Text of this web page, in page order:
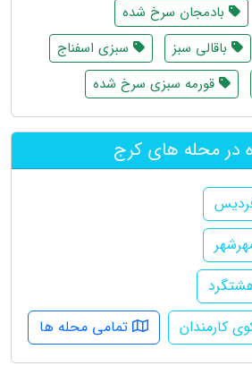
بادمجان سرخ شده
باقالی سبز
سبزی اسفناج
قورمه سبزی سرخ شده
محله های کرج
کارمندان
تمامی محله ها